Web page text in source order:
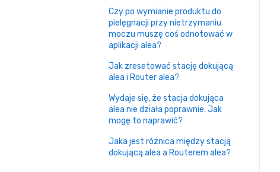
Czy po wymianie produktu do
pielęgnacji przy nietrzymaniu
moczu muszę coś odnotować w
aplikacji alea?
Jak zresetować stację dokującą
alea i Router alea?
Wydaje się, że stacja dokująca
alea nie działa poprawnie. Jak
mogę to naprawić?
Jaka jest różnica między stacją
dokującą alea a Routerem alea?